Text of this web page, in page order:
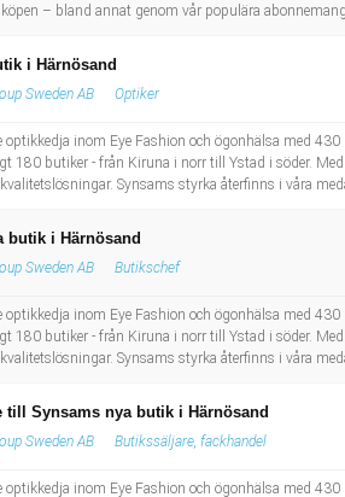
– bland annat genom vår populära
i Härnösand
Sweden AB Optiker
inom Eye Fashion och ögonhälsa med
180 butiker - från Kiruna i norr till Ystad i söder.
Synsams styrka återfinns i våra
butik i Härnösand
Sweden AB Butikschef
inom Eye Fashion och ögonhälsa med
180 butiker - från Kiruna i norr till Ystad i söder.
Synsams styrka återfinns i våra
till Synsams nya butik i Härnösand
Sweden AB Butikssäljare, fackhandel
inom Eye Fashion och ögonhälsa med